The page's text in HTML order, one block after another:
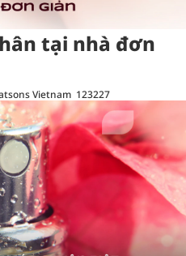
tại nhà đơn
Vietnam 123227